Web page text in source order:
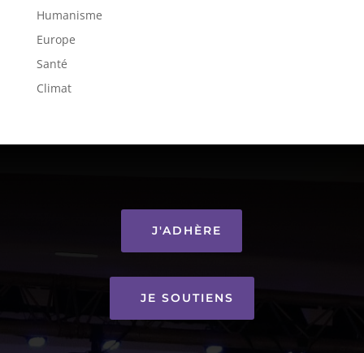
Humanisme
Europe
Santé
Climat
J'ADHÈRE
JE SOUTIENS